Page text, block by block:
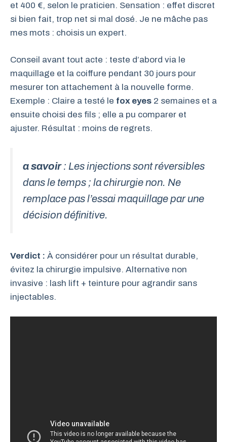
et 400 €, selon le praticien. Sensation : effet discret
si bien fait, trop net si mal dosé. Je ne mâche pas
mes mots : choisis un expert.
Conseil avant tout acte : teste d’abord via le
maquillage et la coiffure pendant 30 jours pour
mesurer ton attachement à la nouvelle forme.
Exemple : Claire a testé le fox eyes 2 semaines et a
ensuite choisi des fils ; elle a pu comparer et
ajuster. Résultat : moins de regrets.
a savoir: Les injections sont réversibles
dans le temps ; la chirurgie non. Ne
remplace pas l’essai maquillage par une
décision définitive.
Verdict : À considérer pour un résultat durable,
évitez la chirurgie impulsive. Alternative non
invasive : lash lift + teinture pour agrandir sans
injectables.